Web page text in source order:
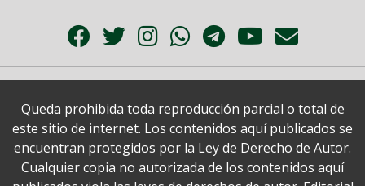
Queda prohibida toda reproducción parcial o total de
este sitio de internet. Los contenidos aquí publicados se
encuentran protegidos por la Ley de Derecho de Autor.
Cualquier copia no autorizada de los contenidos aquí